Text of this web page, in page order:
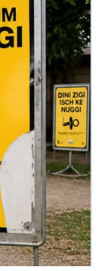
adam yalnızca
hakkında bilgi
etmeye
ardından özel bir
bir bez geçirdi
ve takip
kadının babasıyla
belirtiliyor.
tarafından fark